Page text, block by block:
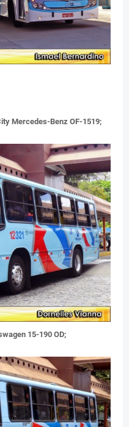
Mercedes-Benz OF-1519;
15-190 OD;